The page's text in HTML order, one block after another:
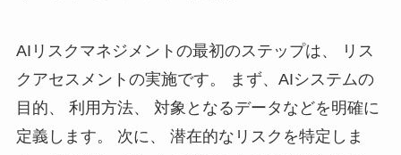
AIリスクマネジメントの最初のステップは、 リス
クアセスメントの実施です。 まず、AIシステムの
目的、 利用方法、 対象となるデータなどを明確に
定義します。 次に、 潜在的なリスクを特定しま